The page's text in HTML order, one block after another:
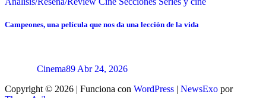
Campeones, una película que nos da una lección de la vida
Cinema89 Abr 24, 2026
Copyright © 2026 | Funciona con WordPress | NewsExo por